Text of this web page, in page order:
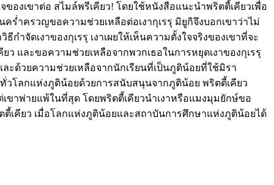
ของเขาต่อ สไมล์พรีเคียว! โดยใช้หนังสือแนะนำพริตตี้เคียวเพื่อ
ำครวญขอความช่วยเหลือต่อเงากุเรรุ มิยูกิจึงบอกเขาว่าไม่
จัดเงาของกุเรรุ เงาเผยให้เห็นความตั้งใจจริงของเขาที่จะ
และขอความช่วยเหลือจากพวกเธอในการหยุดเงาของกุเรรุ
ะด้วยความช่วยเหลือจากนักเรียนที่เป็นภูติน้อยที่ใช้มิรา
วโลกแห่งภูติน้อยด้วยการสนับสนุนจากภูติน้อย พริตตี้เคียว
ขาพ่ายแพ้ในที่สุด โดยพริตตี้เคียวนำเงาหรือแมงมุมยักษ์ขอ
ตี้เคียว เมื่อโลกแห่งภูติน้อยและสถาบันการศึกษาแห่งภูติน้อยได้